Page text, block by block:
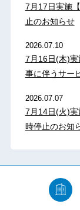
7月17日実施
止のお知らせ
2026.07.10
7月16日(木)
事に伴うサー
2026.07.07
7月14日(火)
時停止のお知